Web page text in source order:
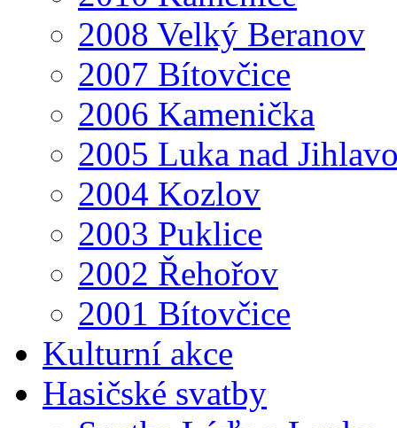
2008 Velký Beranov
2007 Bítovčice
2006 Kamenička
2005 Luka nad
2004 Kozlov
2003 Puklice
2002 Řehořov
2001 Bítovčice
Kulturní akce
Hasičské svatby